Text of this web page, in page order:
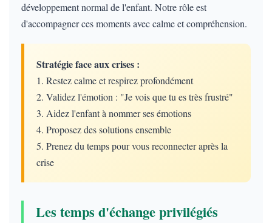
développement normal de l'enfant. Notre rôle est
d'accompagner ces moments avec calme et compréhension.
Stratégie face aux crises :
1. Restez calme et respirez profondément
2. Validez l'émotion : "Je vois que tu es très frustré"
3. Aidez l'enfant à nommer ses émotions
4. Proposez des solutions ensemble
5. Prenez du temps pour vous reconnecter après la
crise
Les temps d'échange privilégiés